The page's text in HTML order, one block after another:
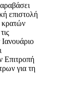
επιστολή
κρατών
Ιανουάριο
Επιτροπή
για τη